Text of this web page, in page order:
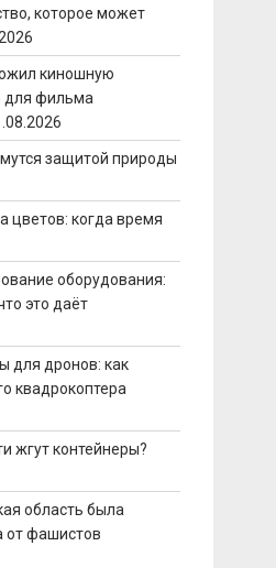
которое может
киношную
для фильма
защитой природы
цветов: когда время
оборудования:
это даёт
для дронов: как
квадрокоптера
жгут контейнеры?
область была
от фашистов